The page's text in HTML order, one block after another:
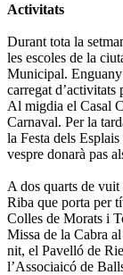
Activitats
Durant tota la
les escoles de la
Municipal. Enguany
carregat d’activitats
Al migdia el Casal
Carnaval. Per la
la Festa dels
vespre donarà pas
A dos quarts de vuit
Riba que porta per
Colles de Morats i
Missa de la Cabra
nit, el Pavelló de
l’Associaicó de